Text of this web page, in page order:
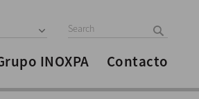
INOXPA Contacto